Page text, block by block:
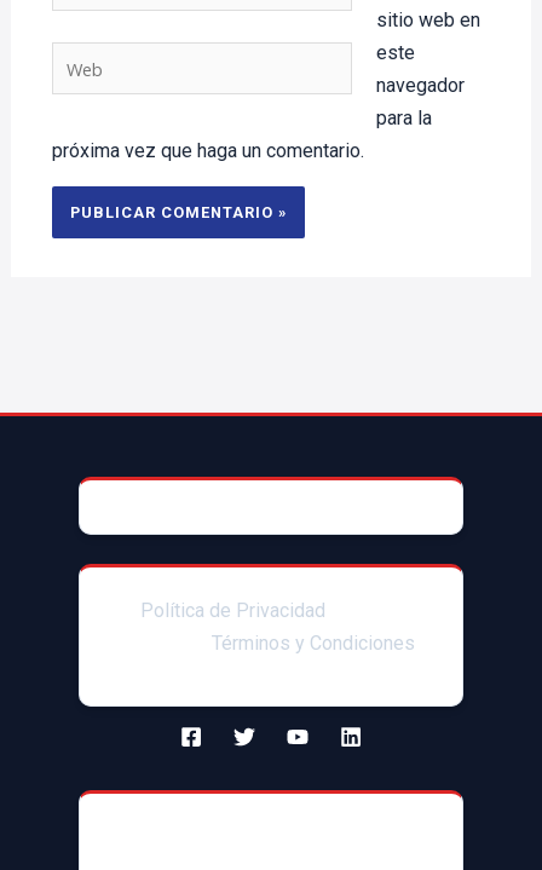
sitio web en
este
navegador
para la
próxima vez que haga un comentario.
© 2025 AccesoriosParaAutoMX
Política de Privacidad
Términos y Condiciones